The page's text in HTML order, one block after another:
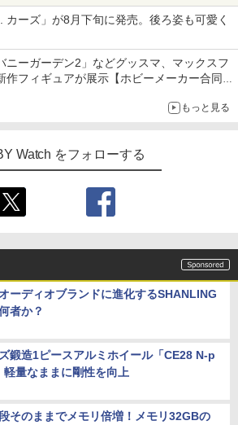
っぱ寿司ならではの体験とコラボの楽しさを
カーズ」が8月下旬に発売。後ろ姿も可愛く
クィーンやメーターなど4種がラインナップ
ニーガーデン2」などグッスマ、マックスフ
作フィギュアが展示【ホビーメーカー合同展
もっと見る
Watch をフォローする
ーディオブランドに進化するSHANLING
者か？
鍛造1ピースアルミホイール「CE28 N-p
軽量なままに剛性を向上
そのままでメモリ倍増！メモリ32GBの